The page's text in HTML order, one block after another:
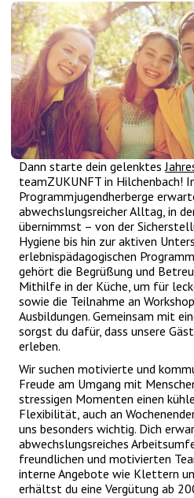
Dann starte dein gelenktes
teamZUKUNFT in Hilchenbach!
Programmjugendherberge
abwechslungsreicher Alltag, in
übernimmst – von der
Hygiene bis hin zur aktiven
erlebnispädagogischen
gehört die Begrüßung und
Mithilfe in der Küche, um für
sowie die Teilnahme an
Ausbildungen. Gemeinsam mit
sorgst du dafür, dass unsere
erleben.
Wir suchen motivierte und
Freude am Umgang mit
stressigen Momenten einen
Flexibilität, auch an
uns besonders wichtig. Dich
abwechslungsreiches
freundlichen und motivierten
interne Angebote wie Klettern
erhältst du eine Vergütung ab